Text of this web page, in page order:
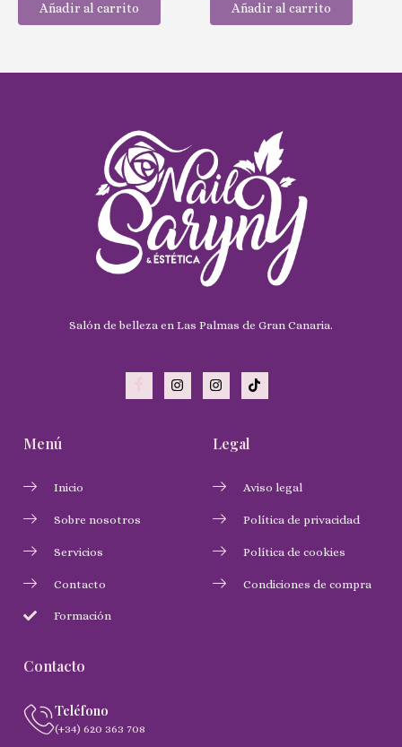
Añadir al carrito Añadir al carrito
Salón de belleza en Las Palmas de Gran Canaria.
Menú
Inicio
Sobre nosotros
Servicios
Contacto
Formación
Legal
Aviso legal
Política de privacidad
Política de cookies
Condiciones de compra
Contacto
Teléfono
(+34) 620 363 708